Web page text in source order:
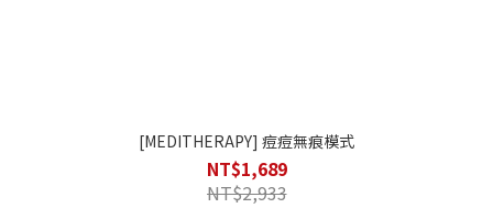
[MEDITHERAPY] 痘痘無痕模式
NT$1,689
NT$2,933